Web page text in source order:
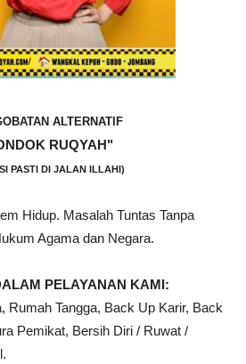
ALTERNATIF
RUQYAH"
PASTI DI JALAN ILLAHI)
Hidup. Masalah Tuntas Tanpa
Agama dan Negara.
PELAYANAN KAMI:
Rumah Tangga, Back Up Karir, Back
Pemikat, Bersih Diri / Ruwat /